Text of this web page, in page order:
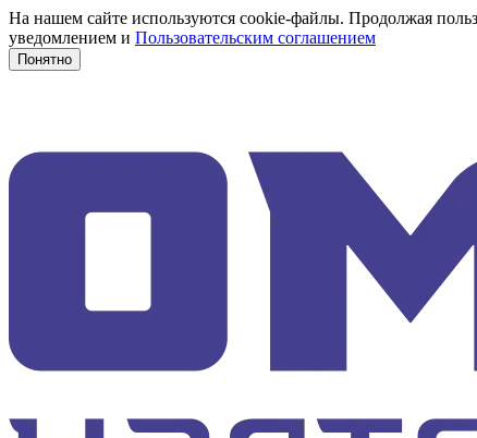
На нашем сайте используются cookie-файлы. Продолжая
уведомлением и Пользовательским соглашением
Понятно